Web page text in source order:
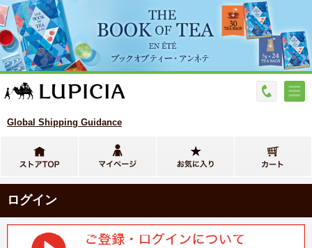
Global Shipping Guidance
ログイン